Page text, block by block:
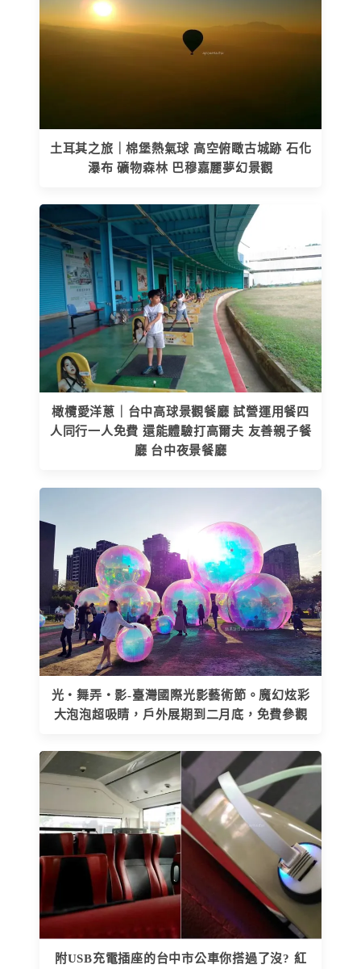
土耳其之旅｜棉堡熱氣球 高空俯瞰古城跡 石化
瀑布 礦物森林 巴穆嘉麗夢幻景觀
橄欖愛洋蔥｜台中高球景觀餐廳 試營運用餐四
人同行一人免費 還能體驗打高爾夫 友善親子餐
廳 台中夜景餐廳
光‧舞弄‧影-臺灣國際光影藝術節。魔幻炫彩
大泡泡超吸睛，戶外展期到二月底，免費參觀
附USB充電插座的台中市公車你搭過了沒? 紅